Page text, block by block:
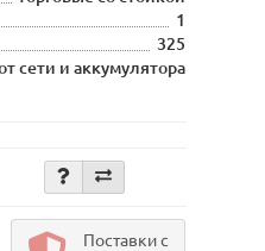
1
325
сети и аккумулятора
Поставки с